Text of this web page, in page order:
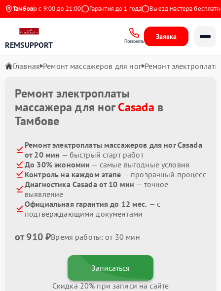
Тамбовс 9:00 до 21:00 Гарантия до 1 года Выезд мастера бесплатно
REMSUPPORT Позвонить
Заявка
Главная Ремонт массажеров для ног Ремонт электроплаты
Ремонт электроплаты
массажера для ногCasada в
Тамбове
Ремонт электроплаты массажеров для ног Casada
от 20 мин — быстрый старт работ
До 30% экономии — самые выгодные условия
Контроль на каждом этапе — прозрачный процесс
Диагностика Casada от 10 мин — точное
выявление
Официальная гарантия до 12 мес. — с
подтверждающими документами
от 910 ₽Время работы: от 30 мин
Записаться
Скидка 20% при записи на сайте